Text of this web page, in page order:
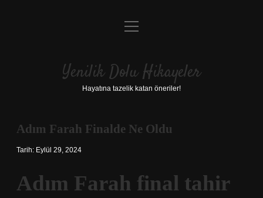
Anasayfa
Yasal Uyarı
menüyü
Yenilik Dolu Hikayeler
Hayatına tazelik katan öneriler!
Adım Farah Finalde Ne Oldu
Tarih: Eylül 29, 2024
Adım Farah final tahir